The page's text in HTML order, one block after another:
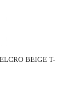
BEIGE T-